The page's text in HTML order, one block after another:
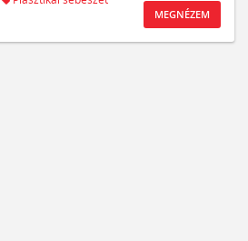
MEGNÉZEM